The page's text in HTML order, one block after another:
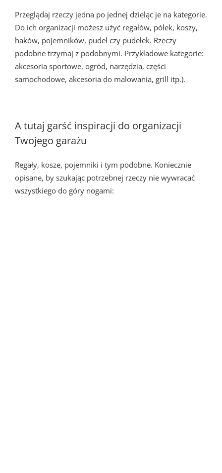
Przeglądaj rzeczy jedna po jednej dzieląc je na kategorie.
Do ich organizacji możesz użyć regałów, półek, koszy,
haków, pojemników, pudeł czy pudełek. Rzeczy
podobne trzymaj z podobnymi. Przykładowe kategorie:
akcesoria sportowe, ogród, narzędzia, części
samochodowe, akcesoria do malowania, grill itp.).
A tutaj garść inspiracji do organizacji
Twojego garażu
Regały, kosze, pojemniki i tym podobne. Koniecznie
opisane, by szukając potrzebnej rzeczy nie wywracać
wszystkiego do góry nogami: